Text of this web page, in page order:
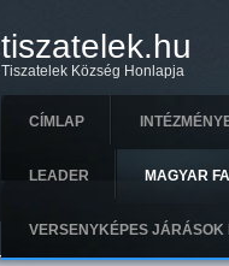
tiszatelek.hu
Tiszatelek Község Honlapja
CÍMLAP
LEADER MAGYAR
VERSENYKÉPES JÁRÁSOK